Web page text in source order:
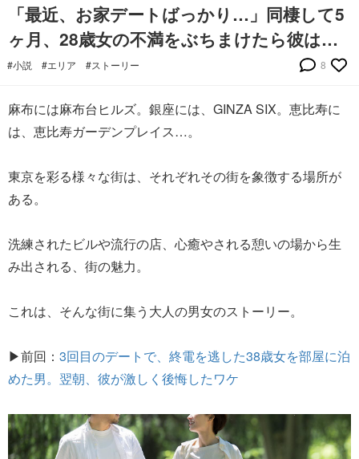
「最近、お家デートばっかり…」同棲して5
ヶ月、28歳女の不満をぶちまけたら彼は…
#小説 #エリア #ストーリー 8
麻布には麻布台ヒルズ。銀座には、GINZA SIX。恵比寿に
は、恵比寿ガーデンプレイス…。
東京を彩る様々な街は、それぞれその街を象徴する場所が
ある。
洗練されたビルや流行の店、心癒やされる憩いの場から生
み出される、街の魅力。
これは、そんな街に集う大人の男女のストーリー。
▶前回： 3回目のデートで、終電を逃した38歳女を部屋に泊
めた男。翌朝、彼が激しく後悔したワケ